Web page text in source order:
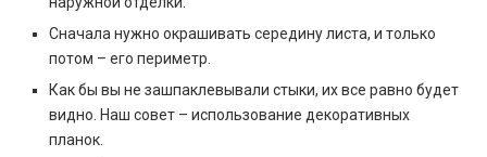
Сначала нужно окрашивать середину листа, и только
потом – его периметр.
Как бы вы не зашпаклевывали стыки, их все равно будет
видно. Наш совет – использование декоративных
планок.